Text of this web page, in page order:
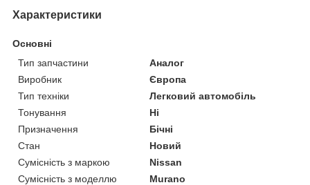
Характеристики
Основні
Тип запчастини
Аналог
Виробник
Європа
Тип техніки
Легковий автомобіль
Тонування
Ні
Призначення
Бічні
Стан
Новий
Сумісність з маркою
Nissan
Сумісність з моделлю
Murano